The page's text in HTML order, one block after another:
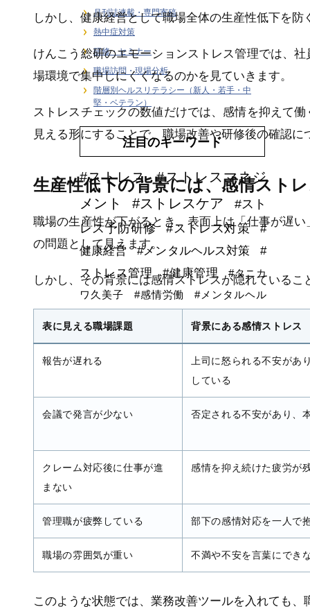
しかし、健康経営として職場全体の生産性低下を
けんこう総研のエモーションストレス管理では、
場環境で集中しにくくなるのかを見ていきます。
ストレスチェックの数値だけでは、感情を抑えて
見える形にすることで、職場改善や研修後の確認に
生産性低下の背景には、感情スト
職場の生産性が下がるとき、表面上は「仕事が遅
の問題として見えます。
しかし、その背景には感情ストレスが隠れているこ
表に見える職場課題 背景にある感情ストレス
報告が遅れる
上司に怒られる不安があ
している
会議で発言が少ない 否定される不安があり、
クレーム対応後に仕事が進
まない
感情を抑え続けた疲労が
管理職が疲弊している 部下の感情対応を一人で
職場の雰囲気が重い 不満や不安を言葉にでき
このような状態では、業務改善ツールを入れても
月刊誌連載・専門寄稿
熱中症対策
研修・セミナー
職場訪問・現場分析
階層別ヘルスリテラシー（新人・若手・中
堅・ベテラン）
注目のキーワード
#ストレス
#ストレスマネジ
メント
#ストレスケア
#スト
レス予防研修
#ストレス対策
#
健康経営
#メンタルヘルス対策
#
ストレス管理
#健康管理
#タニカ
ワ久美子
#感情労働
#メンタルヘル
支援
#リモートワーク #
#労働安全衛生教育
アラブルデバイス #安全衛生活動 #DXストレス研
修 #健康経営コンサルティング #労務管理 #教職
#webセミナー
#メンタルヘルス，健康経
ラー
#生産性向上
#メンタルヘル
ス
#ストレス度測定